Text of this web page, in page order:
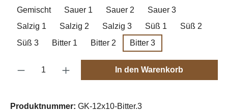
Gemischt Sauer 1 Sauer 2
Sauer 3
Salzig 1
Salzig 2 Salzig 3 Süß 1
Süß 2
Süß 3
Bitter 1 Bitter 2 Bitter 3
Produkt Anzahl: Gib den gewünschten
In den Warenkorb
Produktnummer: GK-12x10-Bitter.3